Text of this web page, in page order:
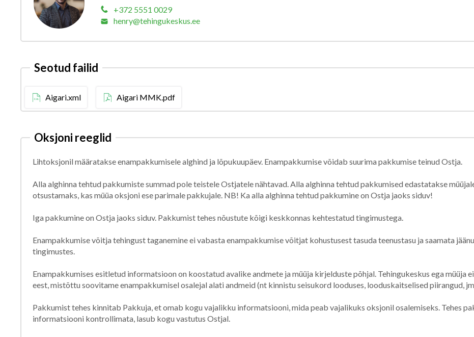
+372 5551 0029
henry@tehingukeskus.ee
Seotud failid
Aigari.xml Aigari MMK.pdf
Oksjoni reeglid
Lihtoksjonil määratakse enampakkumisele alghind ja lõpukuupäev. Enampakkumise võidab suurima pakkumise teinud Ostja.
Alla alghinna tehtud pakkumiste summad pole teistele Ostjatele nähtavad. Alla alghinna tehtud pakkumised edastatakse
otsustamaks, kas müüa oksjoni ese parimale pakkujale. NB! Ka alla alghinna tehtud pakkumine on Ostja jaoks siduv!
Iga pakkumine on Ostja jaoks siduv. Pakkumist tehes nõustute kõigi keskkonnas kehtestatud tingimustega.
Enampakkumise võitja tehingust taganemine ei vabasta enampakkumise võitjat kohustusest tasuda teenustasu ja saamata
tingimustes.
Enampakkumises esitletud informatsioon on koostatud avalike andmete ja müüja kirjelduste põhjal. Tehingukeskus ega
eest, mistõttu soovitame enampakkumisel osalejal alati andmeid (nt kinnistu seisukord looduses, looduskaitselised piirangud,
Pakkumist tehes kinnitab Pakkuja, et omab kogu vajalikku informatsiooni, mida peab vajalikuks oksjonil osalemiseks. Tehes
informatsiooni kontrollimata, lasub kogu vastutus Ostjal.